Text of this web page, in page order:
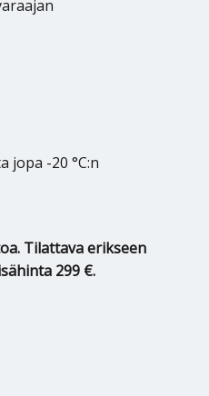
jopa -20 °C:n
Tilattava erikseen
299 €.